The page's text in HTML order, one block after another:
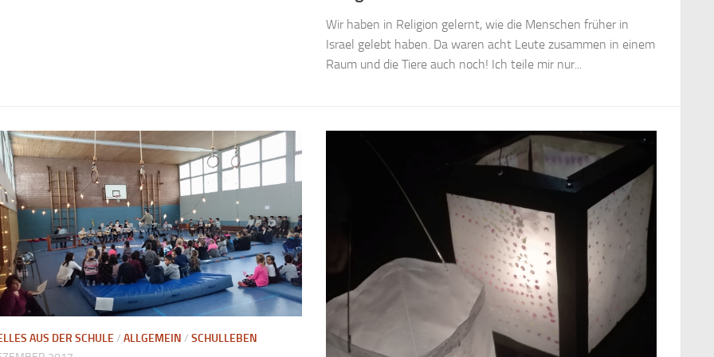
Wir haben in Religion gelernt, wie die Menschen früher in
Israel gelebt haben. Da waren acht Leute zusammen in einem
Raum und die Tiere auch noch! Ich teile mir nur...
AUS DER SCHULE/ ALLGEMEIN / SCHULLEBEN